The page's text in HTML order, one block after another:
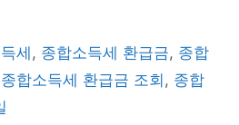
e
b
o
er e
세, 종합소득세 환급금, 종합
종합소득세 환급금 조회 , 종합